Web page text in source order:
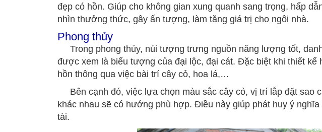
đẹp có hồn. Giúp cho không gian xung quanh sang trọng, hấp
nhìn thưởng thức, gây ấn tượng, làm tăng giá trị cho ngôi nhà.
Phong thủy
Trong phong thủy, núi tượng trưng nguồn năng lượng tốt,
được xem là biểu tượng của đại lộc, đại cát. Đặc biệt khi thiết
hồn thông qua việc bài trí cây cỏ, hoa lá,…
Bên cạnh đó, việc lựa chọn màu sắc cây cỏ, vị trí lắp đặt sao
khác nhau sẽ có hướng phù hợp. Điều này giúp phát huy ý
tài.